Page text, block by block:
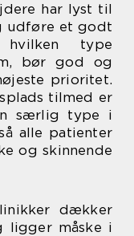
har lyst til
udføre et godt
hvilken type
bør god og
prioritet.
tilmed er
særlig type i
alle patienter
og skinnende
dækker
ligger måske i